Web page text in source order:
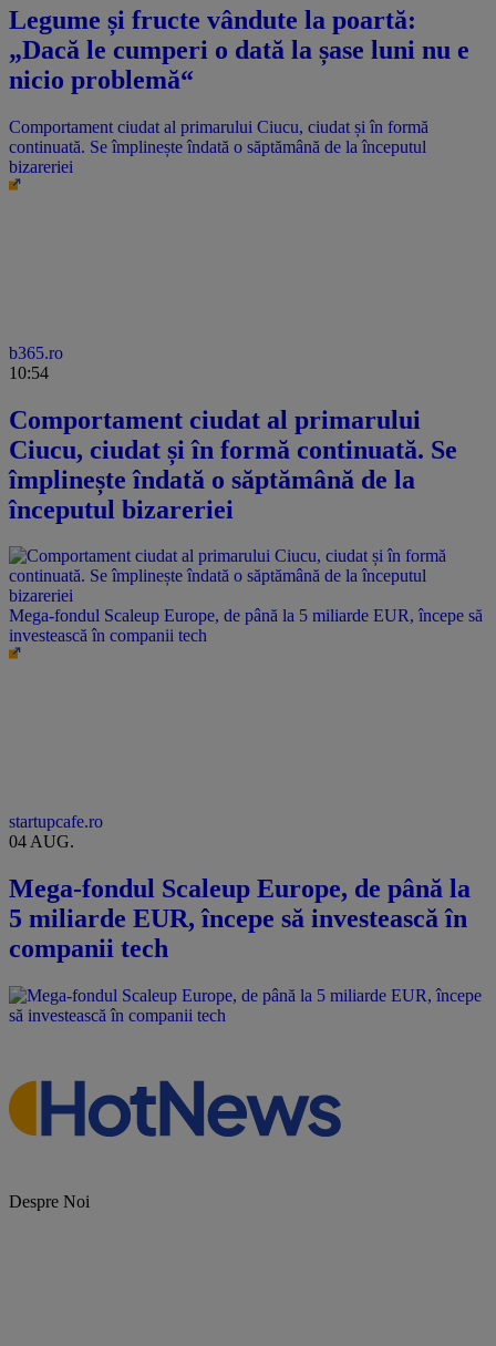
Legume și fructe vândute la poartă:
„Dacă le cumperi o dată la șase luni nu e
nicio problemă“
Comportament ciudat al primarului Ciucu, ciudat și în formă
continuată. Se împlinește îndată o săptămână de la începutul
bizareriei
b365.ro
10:54
Comportament ciudat al primarului
Ciucu, ciudat și în formă continuată. Se
împlinește îndată o săptămână de la
începutul bizareriei
Mega-fondul Scaleup Europe, de până la 5 miliarde EUR, începe să
investească în companii tech
startupcafe.ro
04 AUG.
Mega-fondul Scaleup Europe, de până la
5 miliarde EUR, începe să investească în
companii tech
Despre Noi